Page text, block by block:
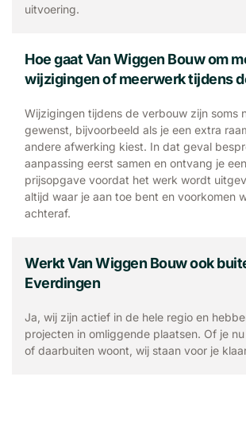
uitvoering.
Hoe gaat Van Wiggen Bouw om
wijzigingen of meerwerk tijdens
Wijzigingen tijdens de verbouw zijn soms
gewenst, bijvoorbeeld als je een extra
andere afwerking kiest. In dat geval
aanpassing eerst samen en ontvang je
prijsopgave voordat het werk wordt
altijd waar je aan toe bent en voorkomen
achteraf.
Werkt Van Wiggen Bouw ook
Everdingen
Ja, wij zijn actief in de hele regio en
projecten in omliggende plaatsen. Of je
of daarbuiten woont, wij staan voor je